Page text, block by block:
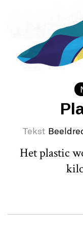
Tekst
Het plastic